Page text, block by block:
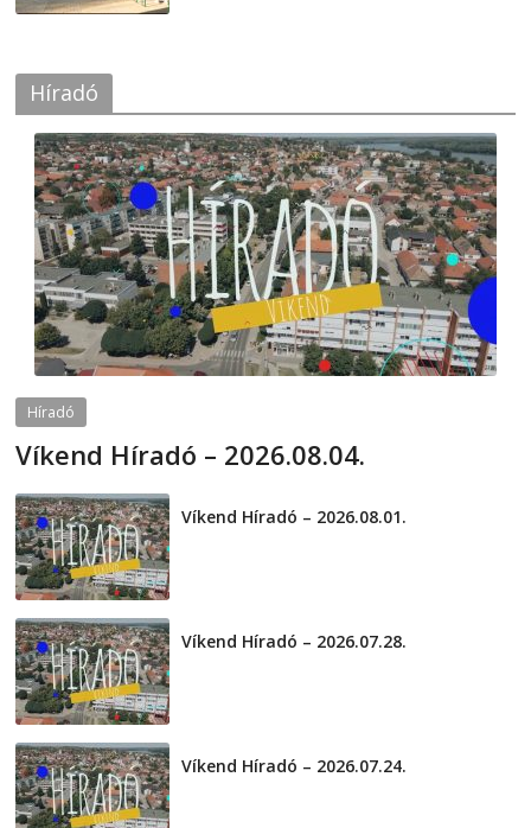
Híradó
Híradó
Víkend Híradó – 2026.08.04.
Víkend Híradó – 2026.08.01.
Víkend Híradó – 2026.07.28.
Víkend Híradó – 2026.07.24.